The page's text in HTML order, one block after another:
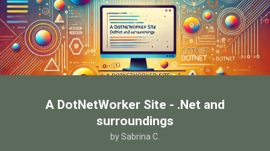
A DotNetWorker Site - .Net and
surroundings
by Sabrina C.